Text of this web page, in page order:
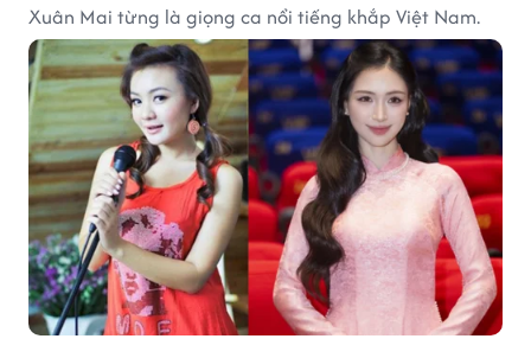
Xuân Mai từng là giọng ca nổi tiếng khắp Việt Nam.